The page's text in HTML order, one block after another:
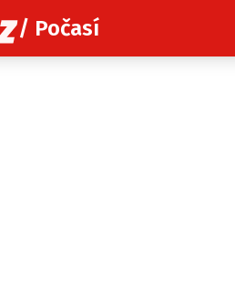
/ Počasí